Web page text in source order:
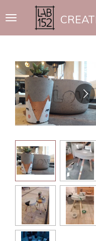
direct
naar